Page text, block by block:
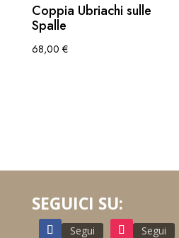
Coppia Ubriachi sulle
Spalle
68,00 €
SEGUICI SU:
Segui Segui